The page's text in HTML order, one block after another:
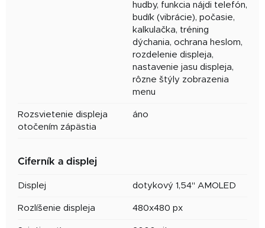
hudby, funkcia nájdi telefón,
budík (vibrácie), počasie,
kalkulačka, tréning
dýchania, ochrana heslom,
rozdelenie displeja,
nastavenie jasu displeja,
rôzne štýly zobrazenia
menu
Rozsvietenie displeja
otočením zápästia
áno
Ciferník a displej
Displej dotykový 1,54" AMOLED
Rozlíšenie displeja 480x480 px